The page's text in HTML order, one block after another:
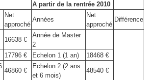
A partir de la rentrée 2010
Net
approché
Années
Net
approché
Différence
16638 €
Année de Master
2
17796 € Echelon 1 (1 an)
18468 €
46860 €
Echelon 2 (2 ans
et 6 mois)
48540 €